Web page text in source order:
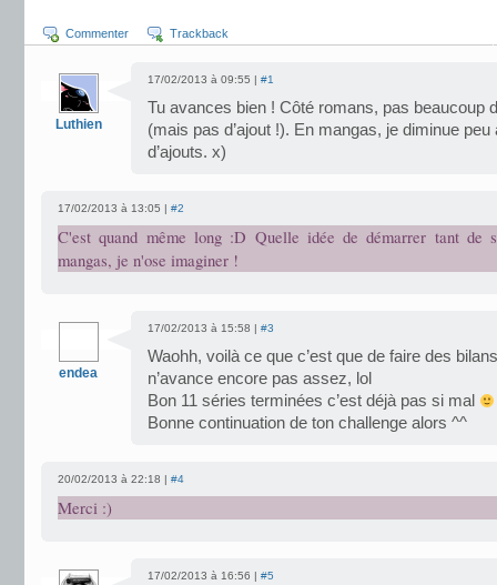
Commenter Trackback
Luthien
17/02/2013 à 09:55 | #1
Tu avances bien ! Côté romans, pas beaucoup
(mais pas d’ajout !). En mangas, je diminue
d’ajouts. x)
17/02/2013 à 13:05 | #2
C'est quand même long :D Quelle idée de démarrer tant de
mangas, je n'ose imaginer !
endea
17/02/2013 à 15:58 | #3
Waohh, voilà ce que c’est que de faire des
n’avance encore pas assez, lol
Bon 11 séries terminées c’est déjà pas si mal
Bonne continuation de ton challenge alors ^^
20/02/2013 à 22:18 | #4
Merci :)
17/02/2013 à 16:56 | #5